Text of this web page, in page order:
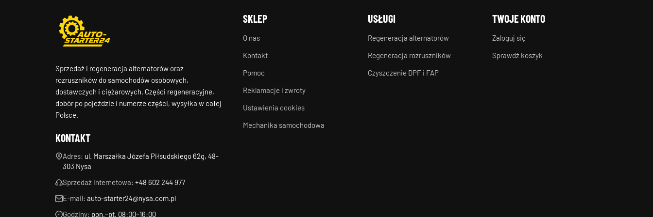
Sprzedaż i regeneracja alternatorów oraz
rozruszników do samochodów osobowych,
dostawczych i ciężarowych. Części regeneracyjne,
dobór po pojeździe i numerze części, wysyłka w całej
Polsce.
KONTAKT
Adres: ul. Marszałka Józefa Piłsudskiego 62g, 48-
303 Nysa
Sprzedaż internetowa: +48 602 244 977
E-mail: auto-starter24@nysa.com.pl
Godziny: pon.–pt. 08:00–16:00
SKLEP
O nas
Kontakt
Pomoc
Reklamacje i zwroty
Ustawienia cookies
Mechanika samochodowa
USŁUGI
Regeneracja alternatorów
Regeneracja rozruszników
Czyszczenie DPF i FAP
TWOJE KONTO
Zaloguj się
Sprawdź koszyk